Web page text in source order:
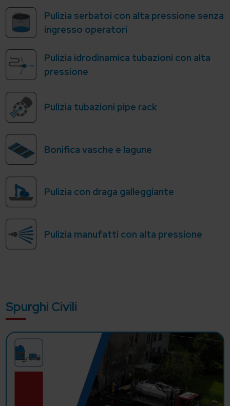
Pulizia serbatoi con alta pressione senza
ingresso operatori
Pulizia idrodinamica tubazioni con alta
pressione
Pulizia tubazioni pipe rack
Bonifica vasche e lagune
Pulizia con draga galleggiante
Pulizia manufatti con alta pressione
Spurghi Civili